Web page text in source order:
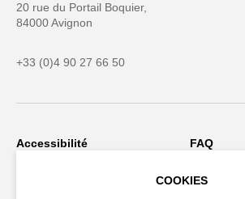
20 rue du Portail Boquier,
84000 Avignon
+33 (0)4 90 27 66 50
Accessibilité FAQ
COOKIES